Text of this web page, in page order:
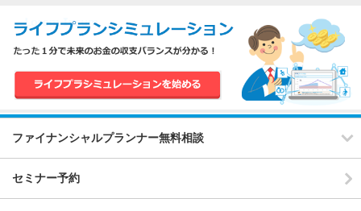
ファイナンシャルプランナー無料相談
セミナー予約